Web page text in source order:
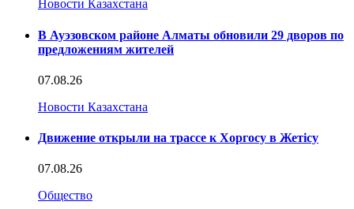
Новости Казахстана
В Ауэзовском районе Алматы обновили 29 дворов по
предложениям жителей
07.08.26
Новости Казахстана
Движение открыли на трассе к Хоргосу в Жетісу
07.08.26
Общество